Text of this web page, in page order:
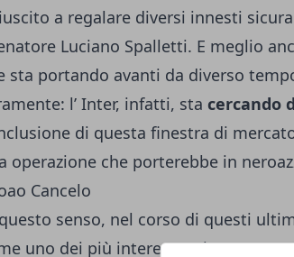
a regalare diversi innesti
Luciano Spalletti. E meglio
sta portando avanti da diverso
l’ Inter, infatti, sta cercando
di questa finestra di
operazione che porterebbe in
senso, nel corso di questi
uno dei più interessanti e